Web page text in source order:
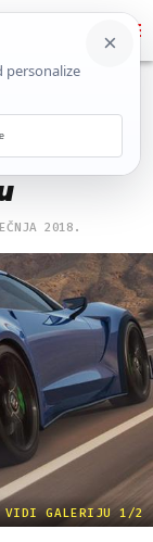
2018.
VIDI GALERIJU 1/2